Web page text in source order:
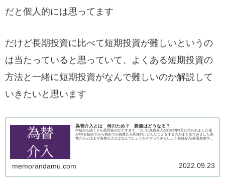
だと個人的には思ってます
だけど長期投資に比べて短期投資が難しいというの
は当たっていると思っていて、よくある短期投資の
方法と一緒に短期投資がなんで難しいのか解説して
いきたいと思います
為替介入とは 何のため？ 株価はどうなる？
年始から続くドル高円安がひどすぎて、ついに為替介入が2022年9月に行われました僕
がFXを始めてから初めての為替介入具体的にどんなことをするのかまとめてみました為
替介入とはまず為替介入とはなんでしょうかググってみましょう為替介入(外国為替市...
memorandamu.com 2022.09.23